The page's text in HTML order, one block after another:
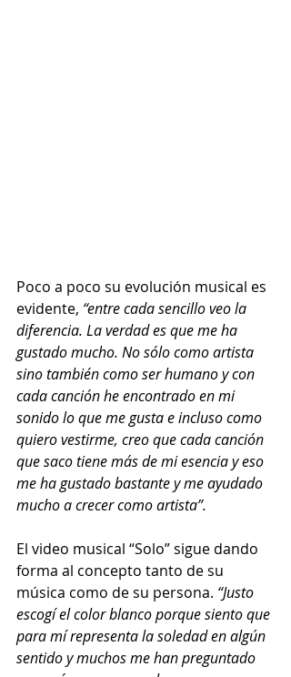
Poco a poco su evolución musical es
evidente, “entre cada sencillo veo la
diferencia. La verdad es que me ha
gustado mucho. No sólo como artista
sino también como ser humano y con
cada canción he encontrado en mi
sonido lo que me gusta e incluso como
quiero vestirme, creo que cada canción
que saco tiene más de mi esencia y eso
me ha gustado bastante y me ayudado
mucho a crecer como artista”.
El video musical “Solo” sigue dando
forma al concepto tanto de su
música como de su persona. “Justo
escogí el color blanco porque siento que
para mí representa la soledad en algún
sentido y muchos me han preguntado